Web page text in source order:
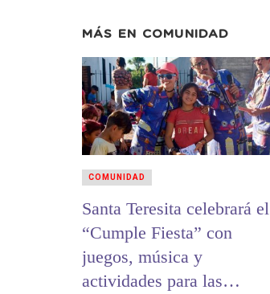
MÁS EN COMUNIDAD
Santa Teresita celebrará el
“Cumple Fiesta” con
juegos, música y
actividades para las
COMUNIDAD